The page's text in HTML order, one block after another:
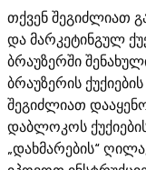
თქვენ შეგიძლიათ
და მარკეტინგულ
ბრაუზერში
ბრაუზერის
შეგიძლიათ
დაბლოკოს
„დახმარების“